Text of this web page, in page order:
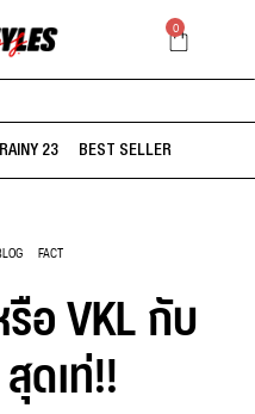
0
RAINY 23 BEST SELLER
FACT
อ VKL กับ
ดเท่!!